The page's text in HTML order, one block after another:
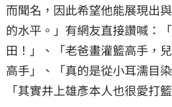
而聞名，因此希望他能展現出
的水平。」有網友直接讚喊：
田！」​、「老爸畫灌籃高手，
高手」​​、「真的是從小耳濡目
「其實井上雄彥本人也很愛打籃